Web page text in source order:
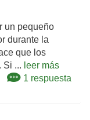
un pequeño
durante la
que los
Si ... leer más
1 respuesta